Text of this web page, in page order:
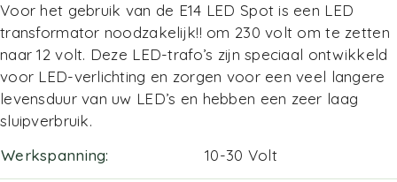
Voor het gebruik van de E14 LED Spot is een LED
transformator noodzakelijk!! om 230 volt om te zetten
naar 12 volt. Deze LED-trafo’s zijn speciaal ontwikkeld
voor LED-verlichting en zorgen voor een veel langere
levensduur van uw LED’s en hebben een zeer laag
sluipverbruik.
Werkspanning
10-30 Volt